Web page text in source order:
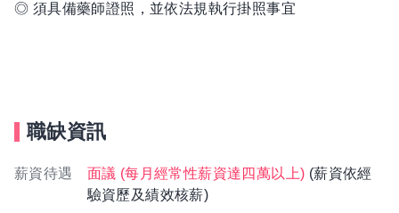
◎ 須具備藥師證照，並依法規執行掛照事宜
職缺資訊
薪資待遇 面議 (每月經常性薪資達四萬以上) (薪資依經
驗資歷及績效核薪)